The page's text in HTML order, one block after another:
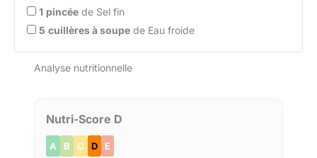
1 pincée de Sel fin
5 cuillères à soupe de Eau froide
Analyse nutritionnelle
Nutri-Score D
A B C D E